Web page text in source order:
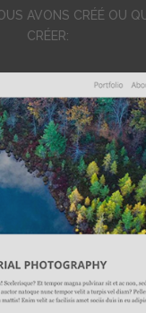
AVONS CRÉÉ OU
CRÉER: